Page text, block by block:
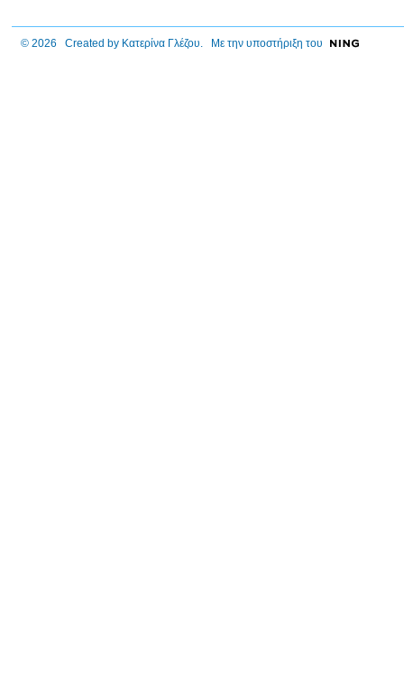
© 2026 Created by Κατερίνα Γλέζου . Με την υποστήριξη του